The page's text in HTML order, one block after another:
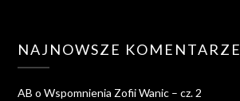
NAJNOWSZE KOMENTARZE
AB oWspomnienia Zofii Wanic – cz. 2